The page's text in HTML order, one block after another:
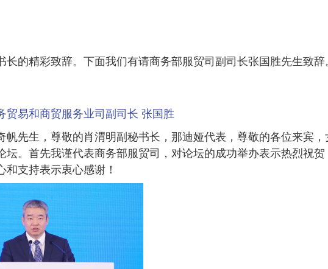
长的精彩致辞。下面我们有请商务部服贸司副司长张国胜先生致辞。
贸易和商贸服务业司副司长 张国胜
帆先生，尊敬的肖渭明副秘书长，那迪娅代表，尊敬的各位来宾
坛。首先我谨代表商务部服贸司，对论坛的成功举办表示热烈祝
和支持表示衷心感谢！